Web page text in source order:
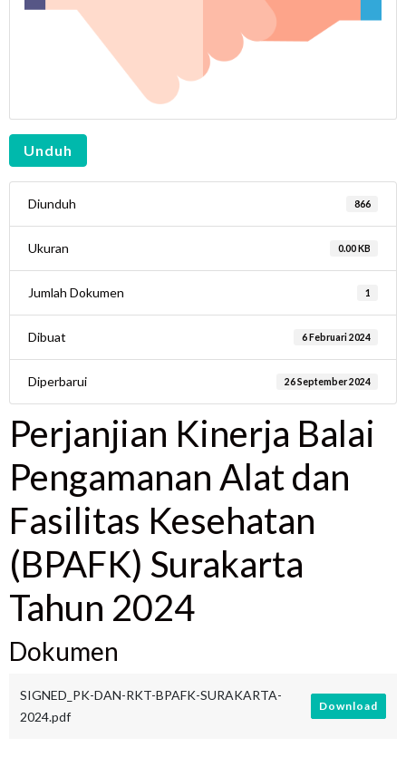
Unduh
Diunduh 866
Ukuran 0.00 KB
Jumlah Dokumen 1
Dibuat 6 Februari 2024
Diperbarui 26 September 2024
Perjanjian Kinerja Balai
Pengamanan Alat dan
Fasilitas Kesehatan
(BPAFK) Surakarta
Tahun 2024
Dokumen
SIGNED_PK-DAN-RKT-BPAFK-SURAKARTA-
2024.pdf
Download